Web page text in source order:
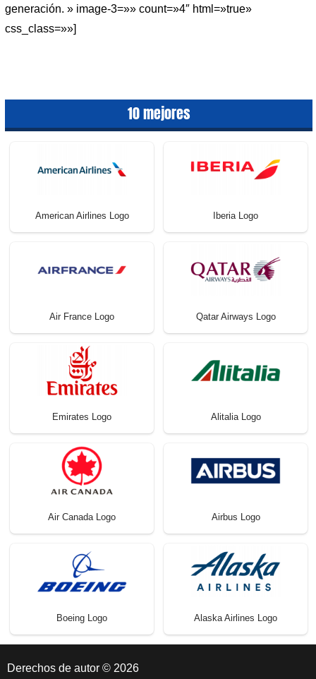
generación. » image-3=»» count=»4″ html=»true»
css_class=»»]
10 mejores
American Airlines Logo Iberia Logo
Air France Logo Qatar Airways Logo
Emirates Logo Alitalia Logo
Air Canada Logo Airbus Logo
Boeing Logo Alaska Airlines Logo
Derechos de autor © 2026